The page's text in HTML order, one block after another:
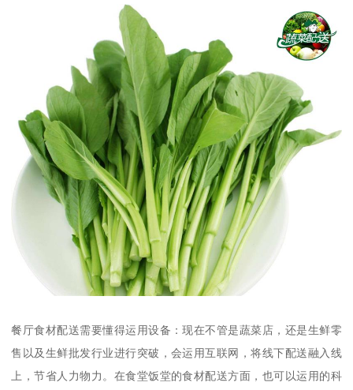
餐厅食材配送需要懂得运用设备：现在不管是蔬菜店，还是生鲜零
售以及生鲜批发行业进行突破，会运用互联网，将线下配送融入线
上，节省人力物力。在食堂饭堂的食材配送方面，也可以运用的科